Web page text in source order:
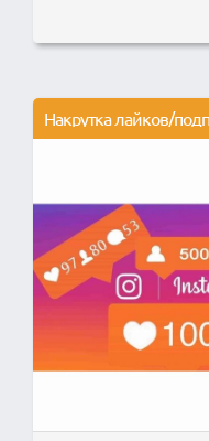
Накрутка лайков/